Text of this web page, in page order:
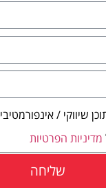
שיווקי / אינפורמטיבי
מדיניות הפרטיות
שליחה